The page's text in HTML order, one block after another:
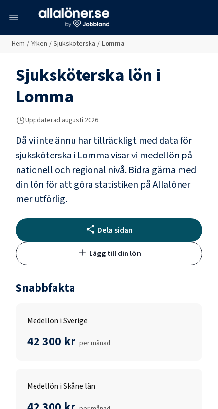
Hem / Yrken / Sjuksköterska / Lomma
Sjuksköterska lön i
Lomma
Uppdaterad augusti 2026
Då vi inte ännu har tillräckligt med data för
sjuksköterska i Lommavisar vi medellön på
nationell och regional nivå. Bidra gärna med
din lön för att göra statistiken på Allalöner
mer utförlig.
Dela sidan
Lägg till din lön
Snabbfakta
Medellön i Sverige
42 300 kr per månad
Medellön i Skåne län